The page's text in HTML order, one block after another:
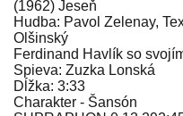
(1962) Jeseň
Hudba: Pavol Zelenay,
Olšinský
Ferdinand Havlík so
Spieva: Zuzka Lonská
Dĺžka: 3:33
Charakter - Šansón